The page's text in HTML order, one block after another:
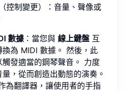
控制變更）：音量、聲像或
數據 ：當您與 線上鍵盤 互
為 MIDI 數據。 然後，此
發適當的鋼琴聲音。 力度
，從而創造出動態的演奏。
為翻譯器，讓使用者的手指